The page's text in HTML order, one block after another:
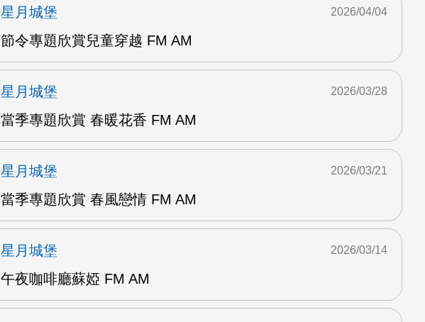
星月城堡
節令專題欣賞兒童穿越 FM AM
2026/04/04
星月城堡
當季專題欣賞 春暖花香 FM AM
2026/03/28
星月城堡
當季專題欣賞 春風戀情 FM AM
2026/03/21
星月城堡
午夜咖啡廳蘇婭 FM AM
2026/03/14